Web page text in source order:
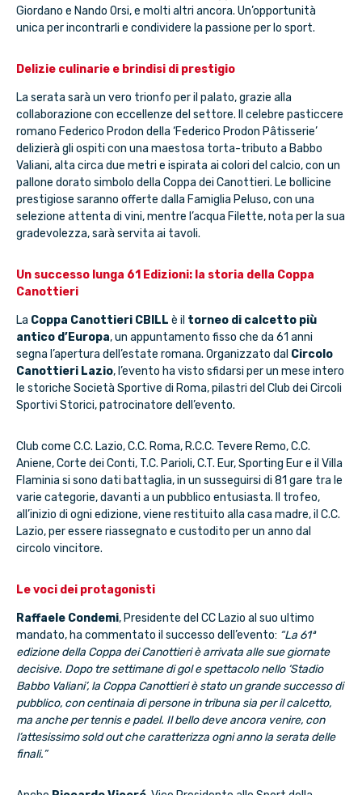
Giordano e Nando Orsi, e molti altri ancora. Un’opportunità
unica per incontrarli e condividere la passione per lo sport.
Delizie culinarie e brindisi di prestigio
La serata sarà un vero trionfo per il palato, grazie alla
collaborazione con eccellenze del settore. Il celebre pasticcere
romano Federico Prodon della ‘Federico Prodon Pâtisserie’
delizierà gli ospiti con una maestosa torta-tributo a Babbo
Valiani, alta circa due metri e ispirata ai colori del calcio, con un
pallone dorato simbolo della Coppa dei Canottieri. Le bollicine
prestigiose saranno offerte dalla Famiglia Peluso, con una
selezione attenta di vini, mentre l’acqua Filette, nota per la sua
gradevolezza, sarà servita ai tavoli.
Un successo lunga 61 Edizioni: la storia della Coppa
Canottieri
La Coppa Canottieri CBILL è il torneo di calcetto più
antico d’Europa, un appuntamento fisso che da 61 anni
segna l’apertura dell’estate romana. Organizzato dal Circolo
Canottieri Lazio, l’evento ha visto sfidarsi per un mese intero
le storiche Società Sportive di Roma, pilastri del Club dei Circoli
Sportivi Storici, patrocinatore dell’evento.
Club come C.C. Lazio, C.C. Roma, R.C.C. Tevere Remo, C.C.
Aniene, Corte dei Conti, T.C. Parioli, C.T. Eur, Sporting Eur e il Villa
Flaminia si sono dati battaglia, in un susseguirsi di 81 gare tra le
varie categorie, davanti a un pubblico entusiasta. Il trofeo,
all’inizio di ogni edizione, viene restituito alla casa madre, il C.C.
Lazio, per essere riassegnato e custodito per un anno dal
circolo vincitore.
Le voci dei protagonisti
Raffaele Condemi, Presidente del CC Lazio al suo ultimo
mandato, ha commentato il successo dell’evento: “La 61ª
edizione della Coppa dei Canottieri è arrivata alle sue giornate
decisive. Dopo tre settimane di gol e spettacolo nello ‘Stadio
Babbo Valiani’, la Coppa Canottieri è stato un grande successo di
pubblico, con centinaia di persone in tribuna sia per il calcetto,
ma anche per tennis e padel. Il bello deve ancora venire, con
l’attesissimo sold out che caratterizza ogni anno la serata delle
finali.”